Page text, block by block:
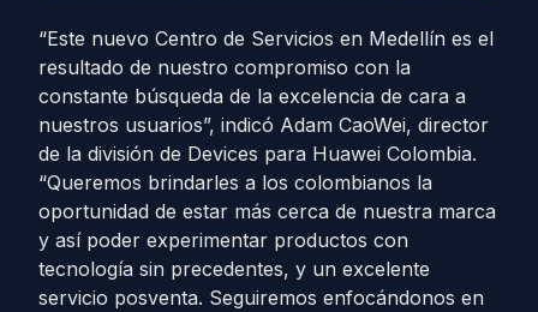
“Este nuevo Centro de Servicios en Medellín es el
resultado de nuestro compromiso con la
constante búsqueda de la excelencia de cara a
nuestros usuarios”, indicó Adam CaoWei, director
de la división de Devices para Huawei Colombia.
“Queremos brindarles a los colombianos la
oportunidad de estar más cerca de nuestra marca
y así poder experimentar productos con
tecnología sin precedentes, y un excelente
servicio posventa. Seguiremos enfocándonos en